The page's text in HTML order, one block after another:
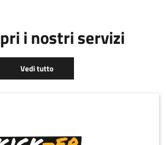
i nostri servizi
Vedi tutto